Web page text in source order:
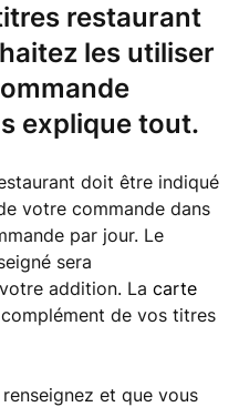
restaurant
les utiliser
explique tout.
doit être indiqué
votre commande dans
par jour. Le
sera
addition. La carte
de vos titres
et que vous